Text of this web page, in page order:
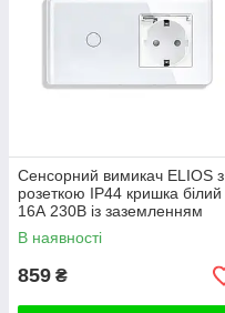
Сенсорний вимикач ELIOS з
розеткою IP44 кришка білий
16А 230В із заземленням
шторки скло
В наявності
859 ₴